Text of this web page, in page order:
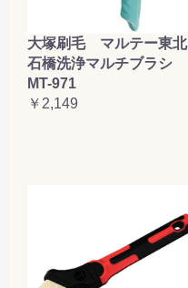
大塚刷毛 マルテー東北
石橋洗浄マルチブラシ
MT-971
￥2,149